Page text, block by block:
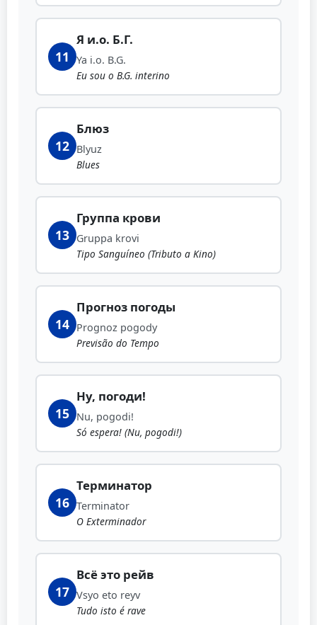
11
Я и.о. Б.Г.
Ya i.o. B.G.
Eu sou o B.G. interino
12
Блюз
Blyuz
Blues
13
Группа крови
Gruppa krovi
Tipo Sanguíneo (Tributo a Kino)
14
Прогноз погоды
Prognoz pogody
Previsão do Tempo
15
Ну, погоди!
Nu, pogodi!
Só espera! (Nu, pogodi!)
16
Терминатор
Terminator
O Exterminador
17
Всё это рейв
Vsyo eto reyv
Tudo isto é rave